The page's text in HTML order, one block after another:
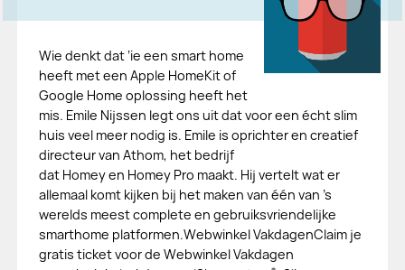
Wie denkt dat ‘ie een smart home
heeft met een Apple HomeKit of
Google Home oplossing heeft het
mis. Emile Nijssen legt ons uit dat voor een écht slim
huis veel meer nodig is. Emile is oprichter en creatief
directeur van Athom, het bedrijf
dat Homey en Homey Pro maakt. Hij vertelt wat er
allemaal komt kijken bij het maken van één van ’s
werelds meest complete en gebruiksvriendelijke
smarthome platformen.Webwinkel VakdagenClaim je
gratis ticket voor de Webwinkel Vakdagen